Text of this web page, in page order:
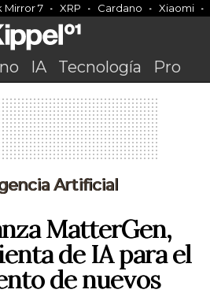
Mirror 7 XRP Cardano Xiaomi
IA Tecnología Pro
Artificial
MatterGen,
de IA para el
de nuevos